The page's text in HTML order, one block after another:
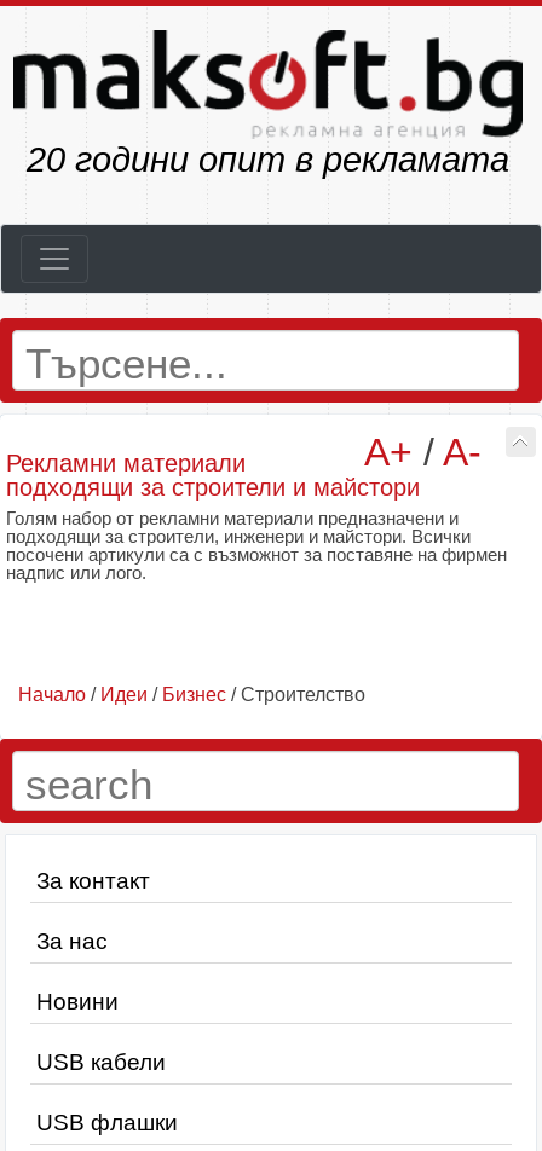
22 години опит в рекламата
A+ /A-
Рекламни материали
подходящи за строители и майстори
Голям набор от рекламни материали предназначени и
подходящи за строители, инженери и майстори. Всички
посочени артикули са с възможнот за поставяне на фирмен
надпис или лого.
Начало / Идеи / Бизнес / Строителство
За контакт
За нас
Новини
USB кабели
USB флашки